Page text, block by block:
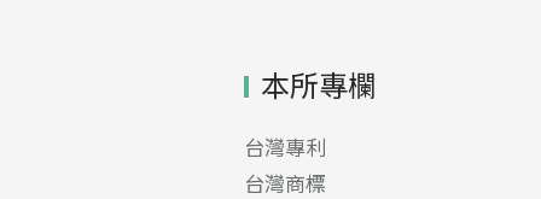
本所專欄
台灣專利
台灣商標